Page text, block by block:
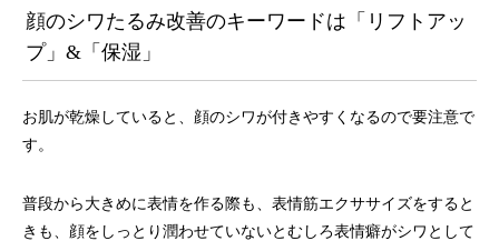
顔のシワたるみ改善のキーワードは「リフトアッ
プ」&「保湿」
お肌が乾燥していると、顔のシワが付きやすくなるので要注意で
す。
普段から大きめに表情を作る際も、表情筋エクササイズをすると
きも、顔をしっとり潤わせていないとむしろ表情癖がシワとして